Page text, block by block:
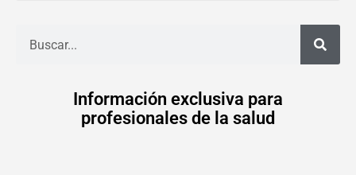
Información exclusiva para
profesionales de la salud